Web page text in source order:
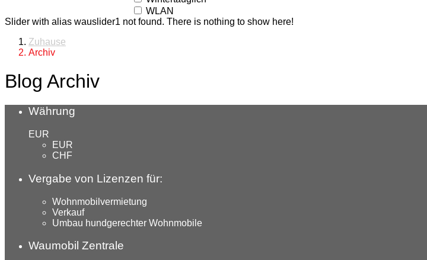
WLAN
Slider with alias wauslider1 not found. There is nothing to show here!
Zuhause
Archiv
Blog Archiv
Währung
EUR
EUR
CHF
Vergabe von Lizenzen für:
Wohnmobilvermietung
Verkauf
Umbau hundgerechter Wohnmobile
Waumobil Zentrale